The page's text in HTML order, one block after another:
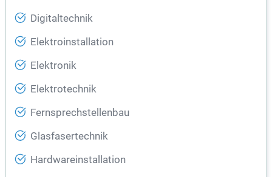
Digitaltechnik
Elektroinstallation
Elektronik
Elektrotechnik
Fernsprechstellenbau
Glasfasertechnik
Hardwareinstallation